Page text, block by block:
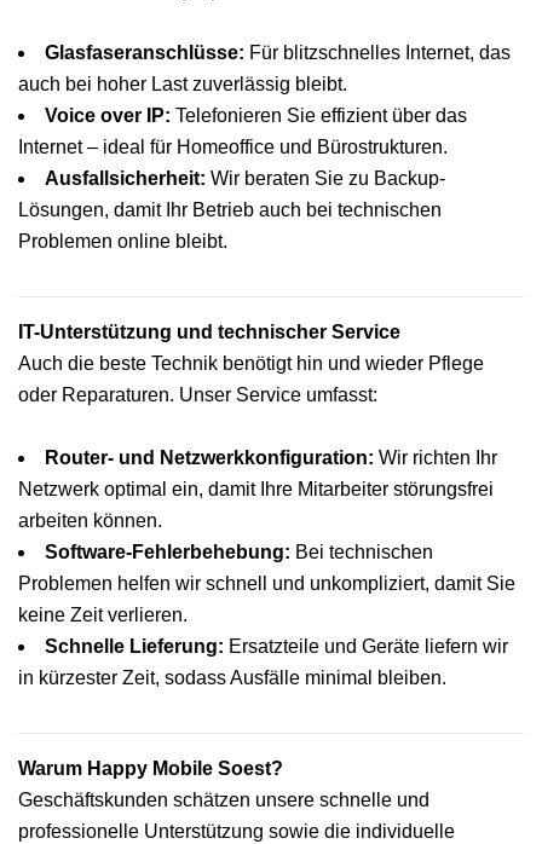
Glasfaseranschlüsse: Für blitzschnelles Internet, das
auch bei hoher Last zuverlässig bleibt.
Voice over IP: Telefonieren Sie effizient über das
Internet – ideal für Homeoffice und Bürostrukturen.
Ausfallsicherheit: Wir beraten Sie zu Backup-
Lösungen, damit Ihr Betrieb auch bei technischen
Problemen online bleibt.
IT-Unterstützung und technischer Service
Auch die beste Technik benötigt hin und wieder Pflege
oder Reparaturen. Unser Service umfasst:
Router- und Netzwerkkonfiguration: Wir richten Ihr
Netzwerk optimal ein, damit Ihre Mitarbeiter störungsfrei
arbeiten können.
Software-Fehlerbehebung: Bei technischen
Problemen helfen wir schnell und unkompliziert, damit Sie
keine Zeit verlieren.
Schnelle Lieferung: Ersatzteile und Geräte liefern wir
in kürzester Zeit, sodass Ausfälle minimal bleiben.
Warum Happy Mobile Soest?
Geschäftskunden schätzen unsere schnelle und
professionelle Unterstützung sowie die individuelle